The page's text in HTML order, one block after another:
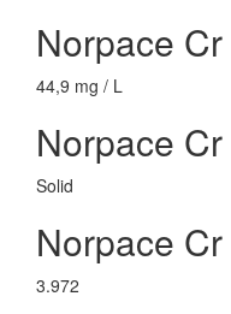
Norpace Cr
44,9 mg / L
Norpace
Solid
Norpace
3.972